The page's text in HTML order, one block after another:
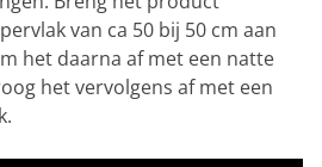
van ca 50 bij 50 cm aan
het daarna af met een natte
het vervolgens af met een